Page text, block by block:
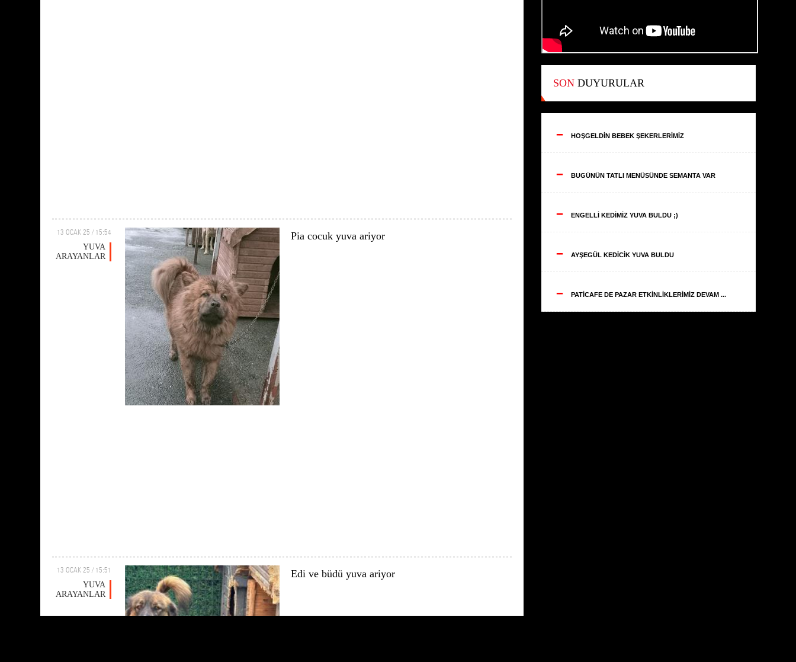
13 OCAK 25 / 15:54
YUVA
ARAYANLAR
Pia cocuk yuva ariyor
13 OCAK 25 / 15:51
YUVA
ARAYANLAR
Edi ve büdü yuva ariyor
SONDUYURULAR
-- HOŞGELDİN BEBEK ŞEKERLERİMİZ
-- BUGÜNÜN TATLI MENÜSÜNDE SEMANTA VAR
-- ENGELLİ KEDİMİZ YUVA BULDU ;)
-- AYŞEGÜL KEDİCİK YUVA BULDU
-- PATİCAFE DE PAZAR ETKİNLİKLERİMİZ DEVAM ...